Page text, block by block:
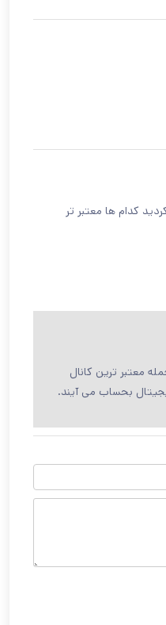
کدام ها معتبر تر
معتبر ترین کانال
بحساب می آیند.